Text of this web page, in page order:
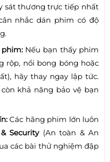
sát thương trực tiếp nhất
nhắc dán phim có độ
Nếu bạn thấy phim
rộp, nổi bong bóng hoặc
hãy thay ngay lập tức.
khả năng bảo vệ bạn
Các hãng phim lớn luôn
Security(An toàn & An
các bài thử nghiệm đập